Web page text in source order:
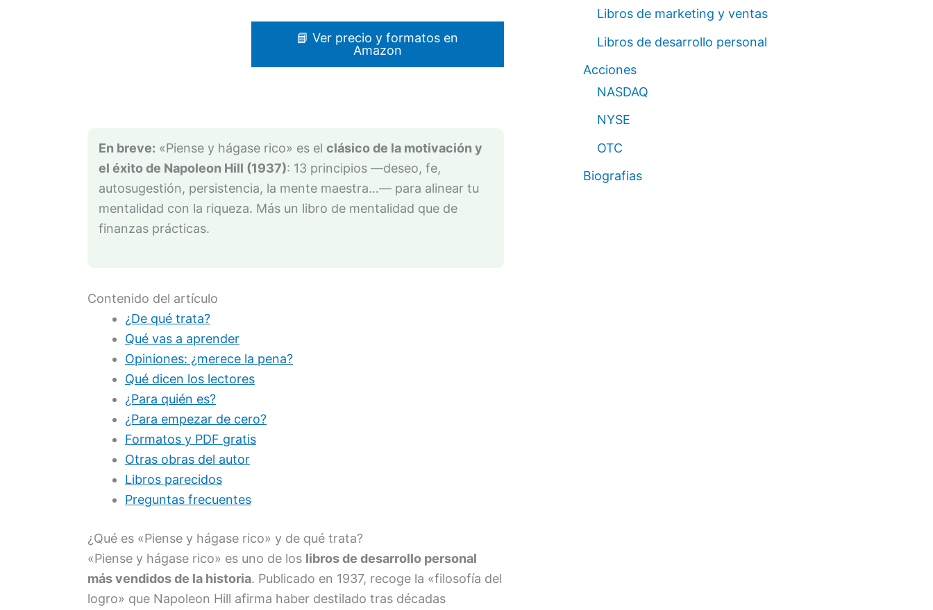
📘 Ver precio y formatos en
Amazon
En breve: «Piense y hágase rico» es el clásico de la motivación y
el éxito de Napoleon Hill (1937): 13 principios —deseo, fe,
autosugestión, persistencia, la mente maestra…— para alinear tu
mentalidad con la riqueza. Más un libro de mentalidad que de
finanzas prácticas.
Contenido del artículo
¿De qué trata?
Qué vas a aprender
Opiniones: ¿merece la pena?
Qué dicen los lectores
¿Para quién es?
¿Para empezar de cero?
Formatos y PDF gratis
Otras obras del autor
Libros parecidos
Preguntas frecuentes
¿Qué es «Piense y hágase rico» y de qué trata?
«Piense y hágase rico» es uno de los libros de desarrollo personal
más vendidos de la historia. Publicado en 1937, recoge la «filosofía del
logro» que Napoleon Hill afirma haber destilado tras décadas
Libros de marketing y ventas
Libros de desarrollo personal
Acciones
NASDAQ
NYSE
OTC
Biografias